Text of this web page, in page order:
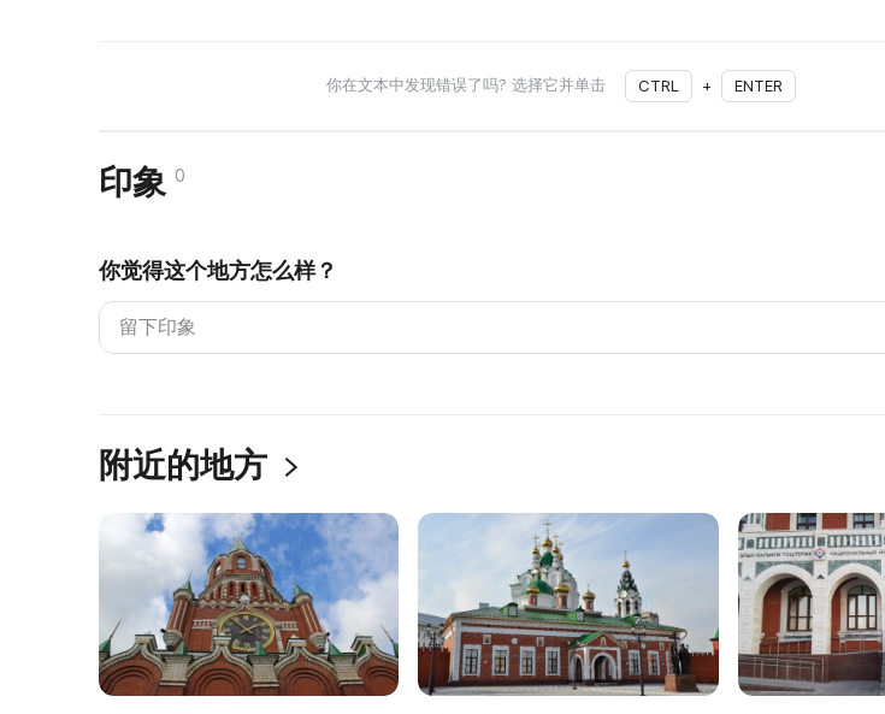
你在文本中发现错误了吗? 选择它并单击 CTRL + ENTER
印象 0
你觉得这个地方怎么样？
附近的地方